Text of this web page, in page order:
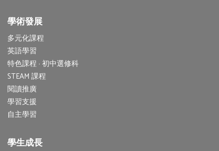
學術發展
多元化課程
英語學習
特色課程 · 初中選修科
STEAM 課程
閱讀推廣
學習支援
自主學習
學生成長